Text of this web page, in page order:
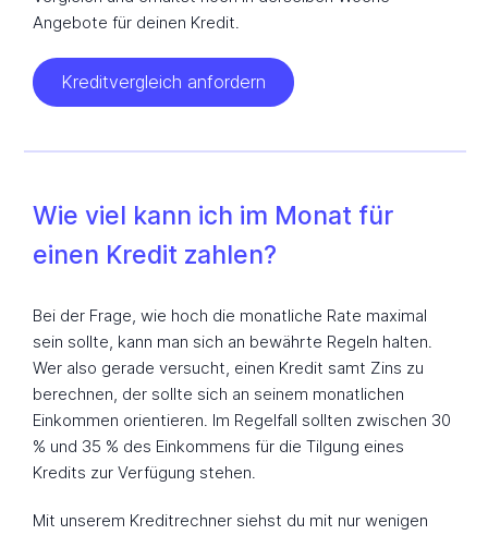
Angebote für deinen Kredit.
Kreditvergleich anfordern
Wie viel kann ich im Monat für
einen Kredit zahlen?
Bei der Frage, wie hoch die monatliche Rate maximal
sein sollte, kann man sich an bewährte Regeln halten.
Wer also gerade versucht, einen Kredit samt Zins zu
berechnen, der sollte sich an seinem monatlichen
Einkommen orientieren. Im Regelfall sollten zwischen 30
% und 35 % des Einkommens für die Tilgung eines
Kredits zur Verfügung stehen.
Mit unserem Kreditrechner siehst du mit nur wenigen